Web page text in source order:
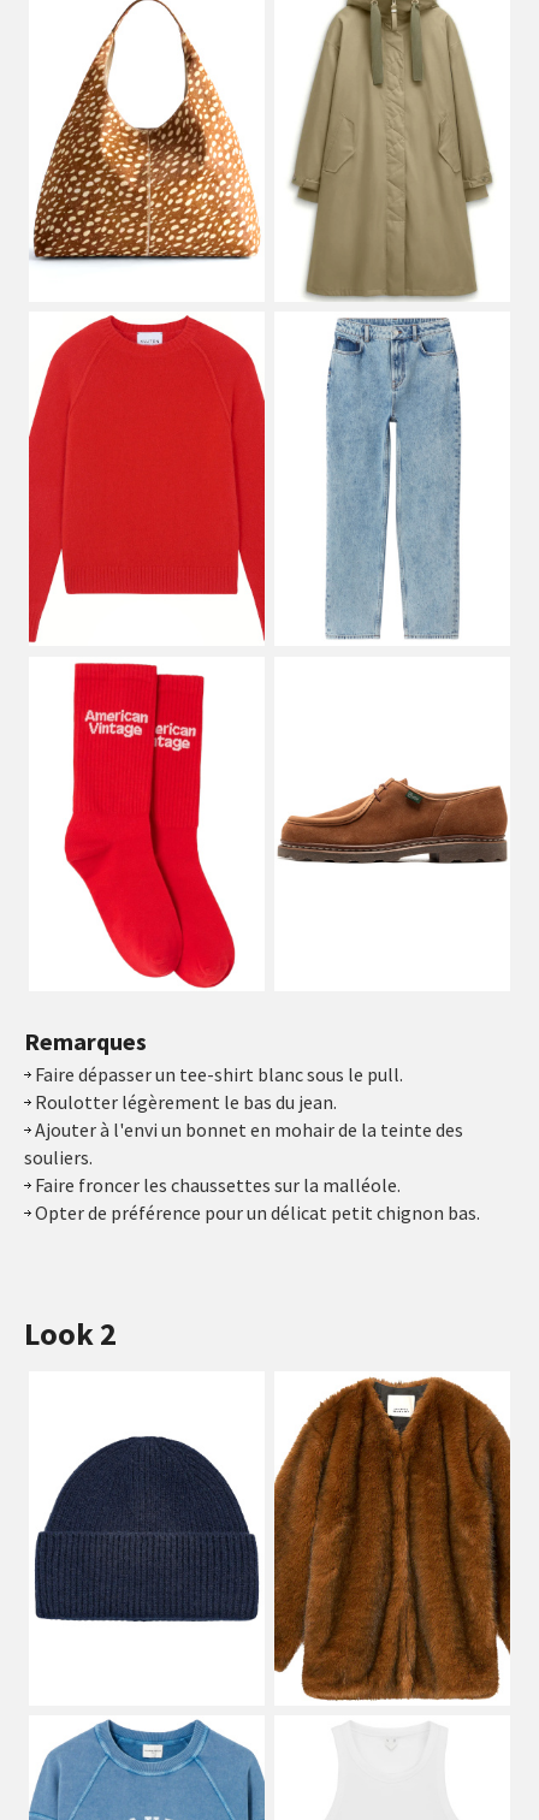
Remarques
Faire dépasser un tee-shirt blanc sous le pull.
Roulotter légèrement le bas du jean.
Ajouter à l'envi un bonnet en mohair de la teinte des
souliers.
Faire froncer les chaussettes sur la malléole.
Opter de préférence pour un délicat petit chignon bas.
Look 2